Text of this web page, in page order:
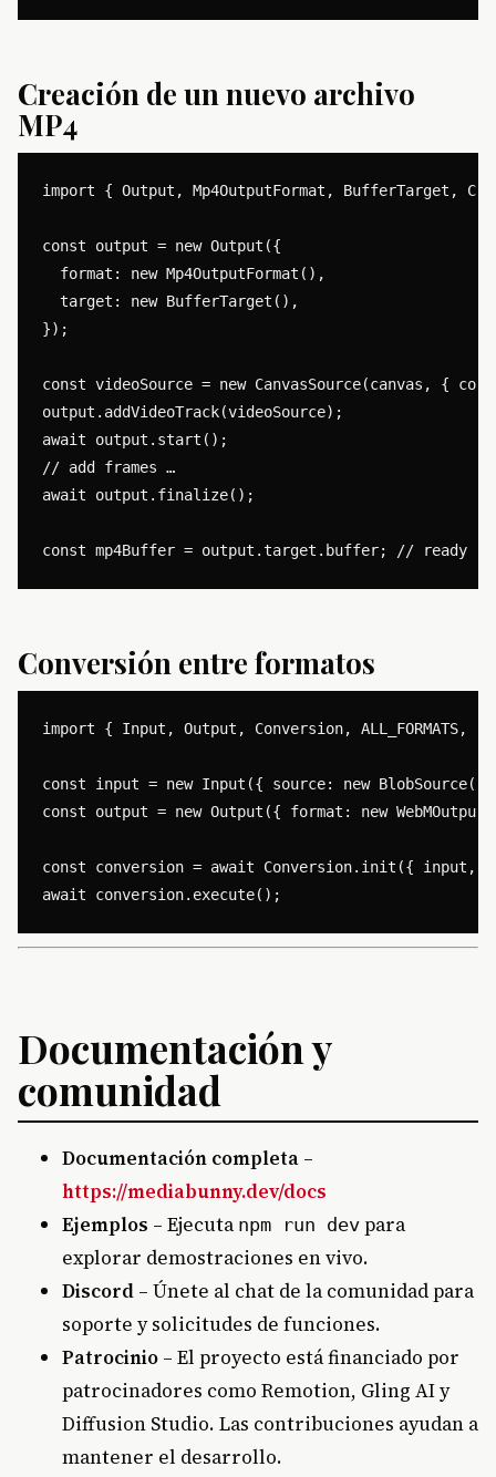
Creación de un nuevo archivo
MP4
import { Output, Mp4OutputFormat, BufferTarget,
const output = new Output({
  format: new Mp4OutputFormat(),
  target: new BufferTarget(),
});
const videoSource = new CanvasSource(canvas, {
output.addVideoTrack(videoSource);
await output.start();
// add frames …
await output.finalize();
Conversión entre formatos
import { Input, Output, Conversion, ALL_FORMATS,
const input = new Input({ source: new
const output = new Output({ format: new
const conversion = await Conversion.init({ input,
Documentación y
comunidad
Documentación completa –
https://mediabunny.dev/docs
Ejemplos – Ejecuta npm run dev para
explorar demostraciones en vivo.
Discord – Únete al chat de la comunidad para
soporte y solicitudes de funciones.
Patrocinio – El proyecto está financiado por
patrocinadores como Remotion, Gling AI y
Diffusion Studio. Las contribuciones ayudan a
mantener el desarrollo.